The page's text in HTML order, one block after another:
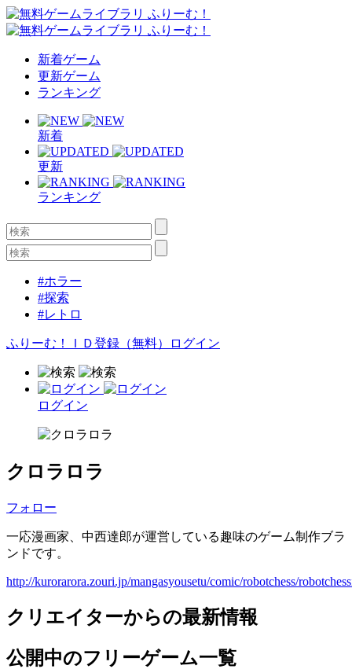
新着ゲーム
更新ゲーム
ランキング
新着
更新
ランキング
#ホラー
#探索
#レトロ
ふりーむ！ＩＤ登録（無料） ログイン
ログイン
クロラロラ
フォロー
一応漫画家、中西達郎が運営している趣味のゲーム制作ブラ
ンドです。
http://kurorarora.zouri.jp/mangasyousetu/comic/robotchess/
クリエイターからの最新情報
公開中のフリーゲーム一覧